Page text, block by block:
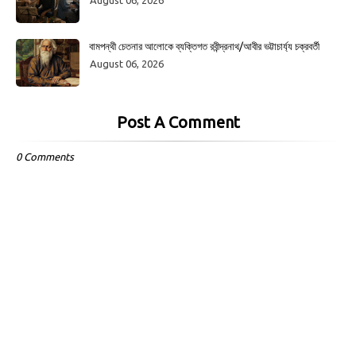
বামপন্থী চেতনার আলোকে ব্যক্তিগত রবীন্দ্রনাথ/আবীর ভট্টাচার্য্য চক্রবর্তী
August 06, 2026
Post A Comment
0 Comments